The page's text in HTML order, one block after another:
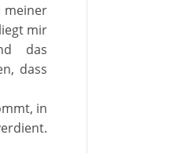
meiner
mir
das
dass
in